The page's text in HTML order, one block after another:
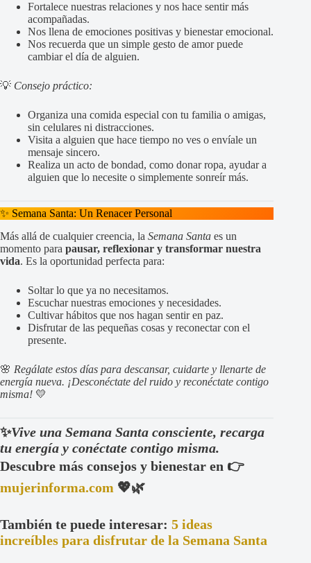
Fortalece nuestras relaciones y nos hace sentir más
acompañadas.
Nos llena de emociones positivas y bienestar emocional.
Nos recuerda que un simple gesto de amor puede
cambiar el día de alguien.
💡 Consejo práctico:
Organiza una comida especial con tu familia o amigas,
sin celulares ni distracciones.
Visita a alguien que hace tiempo no ves o envíale un
mensaje sincero.
Realiza un acto de bondad, como donar ropa, ayudar a
alguien que lo necesite o simplemente sonreír más.
✨ Semana Santa: Un Renacer Personal
Más allá de cualquier creencia, la Semana Santa es un
momento para pausar, reflexionar y transformar nuestra
vida. Es la oportunidad perfecta para:
Soltar lo que ya no necesitamos.
Escuchar nuestras emociones y necesidades.
Cultivar hábitos que nos hagan sentir en paz.
Disfrutar de las pequeñas cosas y reconectar con el
presente.
🌸 Regálate estos días para descansar, cuidarte y llenarte de
energía nueva. ¡Desconéctate del ruido y reconéctate contigo
misma! 💛
✨Vive una Semana Santa consciente, recarga
tu energía y conéctate contigo misma.
Descubre más consejos y bienestar en 👉
mujerinforma.com 💖🌿
También te puede interesar: 5 ideas
increíbles para disfrutar de la Semana Santa